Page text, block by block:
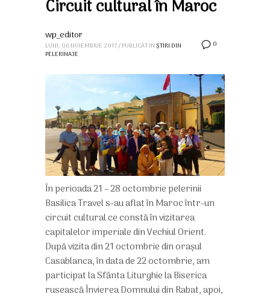
Circuit cultural în Maroc
0
wp_editor
LUNI, 06 NOIEMBRIE 2017/PUBLICAT INȘTIRI DIN
PELERINAJE
În perioada 21 – 28 octombrie pelerinii
Basilica Travel s-au aflat în Maroc într-un
circuit cultural ce constă în vizitarea
capitalelor imperiale din Vechiul Orient.
După vizita din 21 octombrie din orașul
Casablanca, în data de 22 octombrie, am
participat la Sfânta Liturghie la Biserica
rusească Învierea Domnului din Rabat, apoi,